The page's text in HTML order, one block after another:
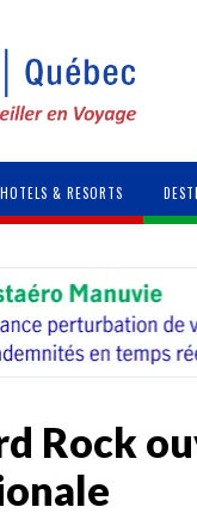
HOTELS & RESORTS
Rock